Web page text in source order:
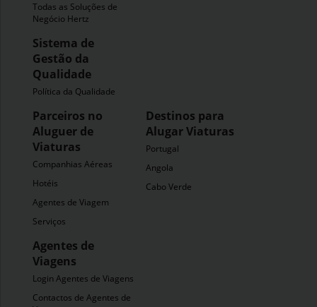
Todas as Soluções de
Negócio Hertz
Sistema de
Gestão da
Qualidade
Política da Qualidade
Parceiros no
Aluguer de
Viaturas
Companhias Aéreas
Hotéis
Agentes de Viagem
Serviços
Agentes de
Viagens
Login Agentes de Viagens
Contactos de Agentes de
Destinos para
Alugar Viaturas
Portugal
Angola
Cabo Verde